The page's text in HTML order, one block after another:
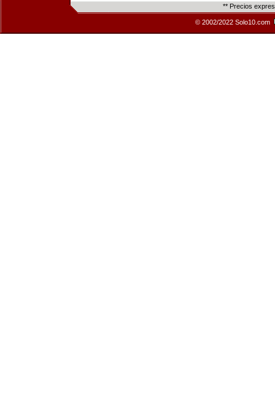
** Precios
© 2002/2022 Solo10.com